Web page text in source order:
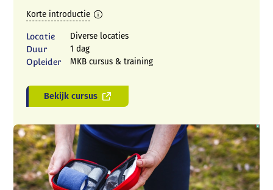
Korte introductie
Locatie
Diverse locaties
Duur
1 dag
Opleider
MKB cursus & training
Bekijk cursus